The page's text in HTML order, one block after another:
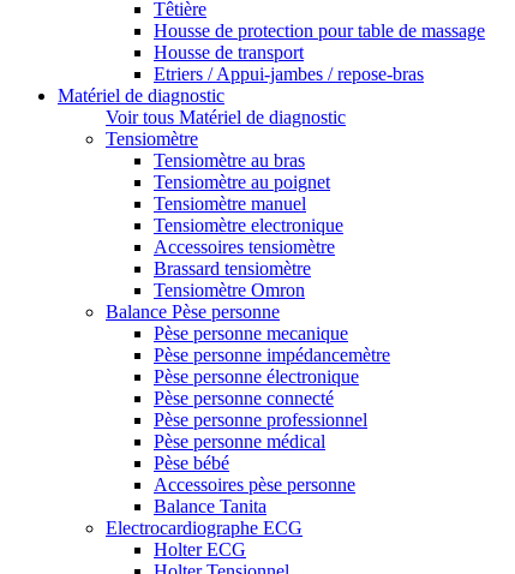
Têtière
Housse de protection pour table de massage
Housse de transport
Etriers / Appui-jambes / repose-bras
Matériel de diagnostic
Voir tous Matériel de diagnostic
Tensiomètre
Tensiomètre au bras
Tensiomètre au poignet
Tensiomètre manuel
Tensiomètre electronique
Accessoires tensiomètre
Brassard tensiomètre
Tensiomètre Omron
Balance Pèse personne
Pèse personne mecanique
Pèse personne impédancemètre
Pèse personne électronique
Pèse personne connecté
Pèse personne professionnel
Pèse personne médical
Pèse bébé
Accessoires pèse personne
Balance Tanita
Electrocardiographe ECG
Holter ECG